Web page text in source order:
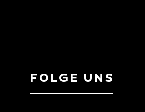
FOLGE UNS